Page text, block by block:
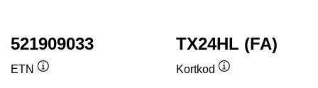
521909033
ETN
TX24HL (FA)
Kortkod